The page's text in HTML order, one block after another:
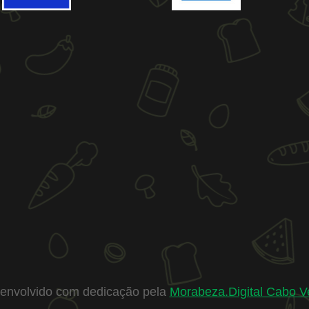
com dedicação pela Morabeza.Digital Cabo